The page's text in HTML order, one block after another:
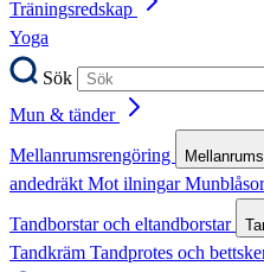
Träningsredskap
Yoga
Sök
Mun & tänder
Mellanrumsrengöring
andedräktMot ilningar
Tandborstar och eltandborstar
Tandkräm Tandprotes och